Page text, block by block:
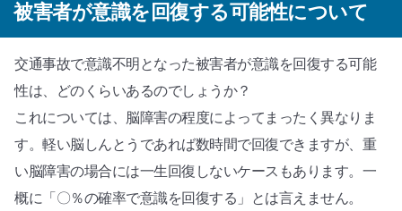
被害者が意識を回復する可能性について
交通事故で意識不明となった被害者が意識を回復する可能
性は、どのくらいあるのでしょうか？
これについては、脳障害の程度によってまったく異なりま
す。軽い脳しんとうであれば数時間で回復できますが、重
い脳障害の場合には一生回復しないケースもあります。一
概に「〇％の確率で意識を回復する」とは言えません。